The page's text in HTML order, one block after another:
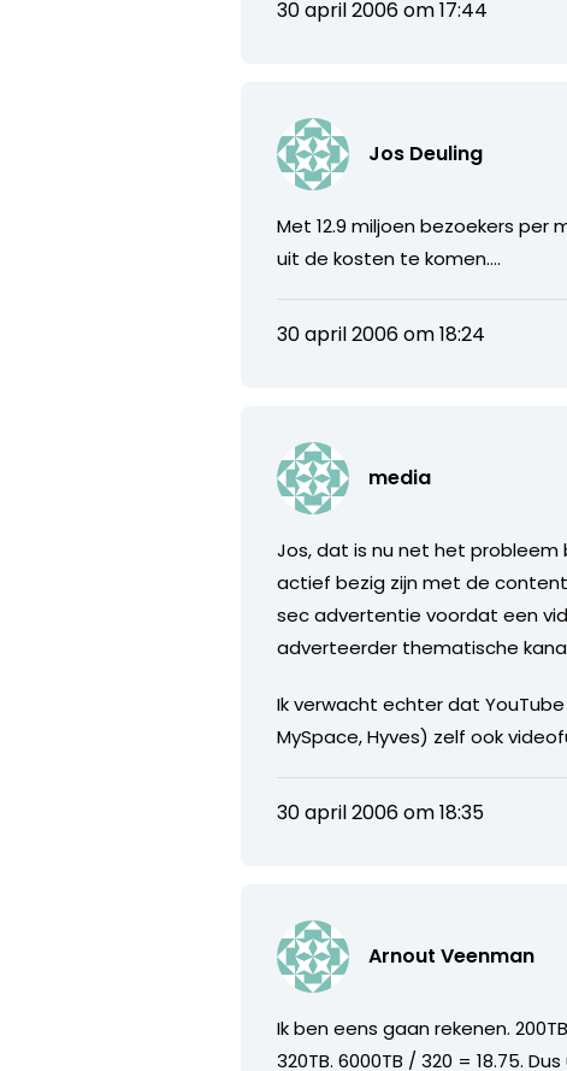
30 april 2006 om 17:44
Jos Deuling
Met 12.9 miljoen bezoekers
uit de kosten te komen….
30 april 2006 om 18:24
media
Jos, dat is nu net het
actief bezig zijn met de
sec advertentie voordat een
adverteerder thematische
Ik verwacht echter dat
MySpace, Hyves) zelf ook
30 april 2006 om 18:35
Arnout Veenman
Ik ben eens gaan rekenen.
320TB. 6000TB / 320 = 18.75.